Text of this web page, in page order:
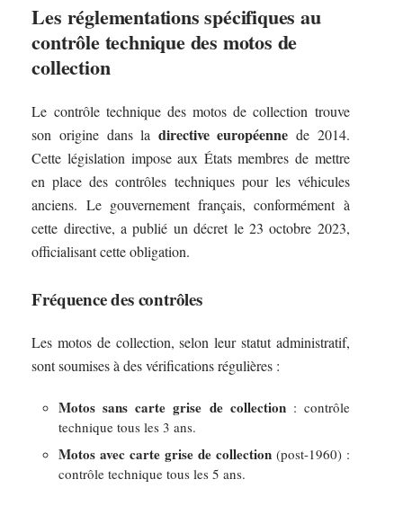
Les réglementations spécifiques au
contrôle technique des motos de
collection
Le contrôle technique des motos de collection trouve
son origine dans la directive européenne de 2014.
Cette législation impose aux États membres de mettre
en place des contrôles techniques pour les véhicules
anciens. Le gouvernement français, conformément à
cette directive, a publié un décret le 23 octobre 2023,
officialisant cette obligation.
Fréquence des contrôles
Les motos de collection, selon leur statut administratif,
sont soumises à des vérifications régulières :
Motos sans carte grise de collection: contrôle
technique tous les 3 ans.
Motos avec carte grise de collection(post-1960) :
contrôle technique tous les 5 ans.